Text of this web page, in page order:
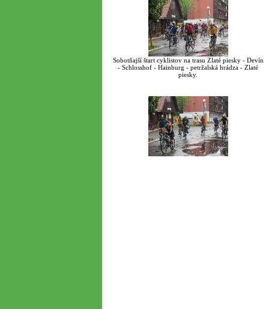
Sobotňajší štart cyklistov na trasu Zlaté piesky - Devín
- Schlosshof - Hainburg - petržalská hrádza - Zlaté
piesky.